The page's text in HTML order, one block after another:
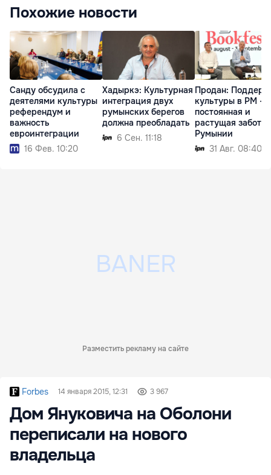
Похожие новости
Санду обсудила с
деятелями культуры
референдум и
важность
евроинтеграции
16 Фев. 10:20
Хадыркэ: Культурная
интеграция двух
румынских берегов
должна преобладать
6 Сен. 11:18
Продан:
культуры в РМ -
постоянная и
растущая забота
Румынии
31 Авг. 08:40
Разместить рекламу на сайте
Forbes 14 января 2015, 12:31 3 967
Дом Януковича на Оболони
переписали на нового
владельца